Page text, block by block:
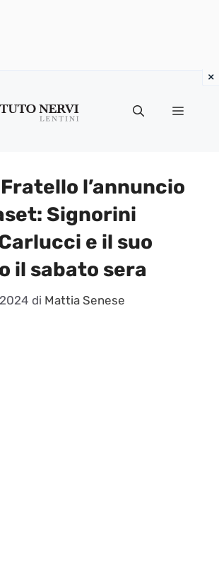
Menu
l’annuncio
Signorini
e il suo
il sabato sera
di Mattia Senese